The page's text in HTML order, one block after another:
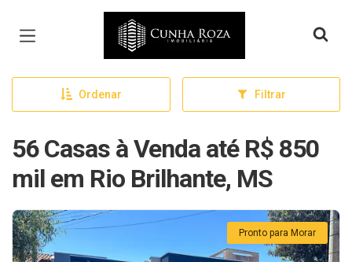
Página inicial
Ordenar Filtrar
56 Casas à Venda até R$ 850
mil em Rio Brilhante, MS
Pronto para Morar